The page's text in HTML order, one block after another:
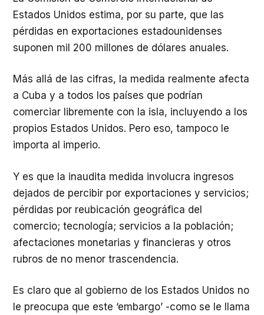
Estados Unidos estima, por su parte, que las
pérdidas en exportaciones estadounidenses
suponen mil 200 millones de dólares anuales.
Más allá de las cifras, la medida realmente afecta
a Cuba y a todos los países que podrían
comerciar libremente con la isla, incluyendo a los
propios Estados Unidos. Pero eso, tampoco le
importa al imperio.
Y es que la inaudita medida involucra ingresos
dejados de percibir por exportaciones y servicios;
pérdidas por reubicación geográfica del
comercio; tecnología; servicios a la población;
afectaciones monetarias y financieras y otros
rubros de no menor trascendencia.
Es claro que al gobierno de los Estados Unidos no
le preocupa que este ‘embargo’ -como se le llama